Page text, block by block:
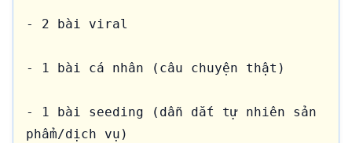
- 2 bài viral
- 1 bài cá nhân (câu chuyện thật)
- 1 bài seeding (dẫn dắt tự nhiên sản
phẩm/dịch vụ)